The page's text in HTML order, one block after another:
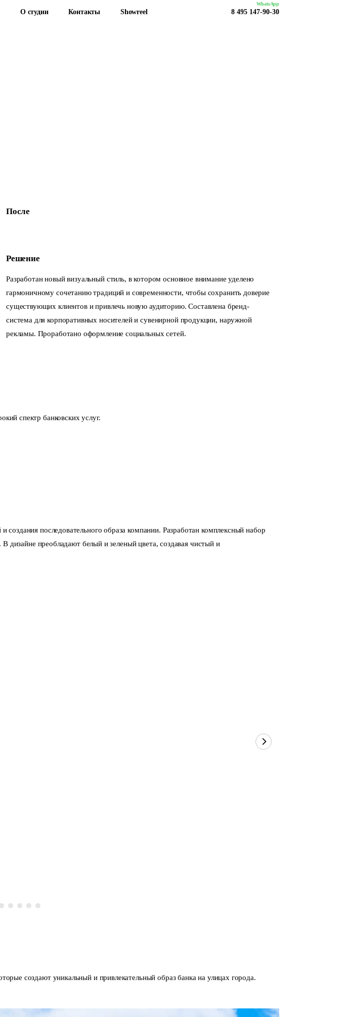
О студии Контакты Showreel
WhatsApp
8 495 147-90-30
После
Решение
Разработан новый визуальный стиль, в котором основное внимание уделено
гармоничному сочетанию традиций и современности, чтобы сохранить доверие
существующих клиентов и привлечь новую аудиторию. Составлена бренд-
система для корпоративных носителей и сувенирной продукции, наружной
рекламы. Проработано оформление социальных сетей.
спектр банковских услуг.
последовательного образа компании. Разработан комплексный набор
дизайне преобладают белый и зеленый цвета, создавая чистый и
создают уникальный и привлекательный образ банка на улицах города.